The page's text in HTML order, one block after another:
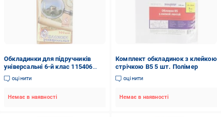
Обкладинки для підручників
універсальні 6-й клас 115406
Полімер
оцінити
Немає в наявності
Комплект обкладинок з клейкою
стрічкою В5 5 шт. Полімер
оцінити
Немає в наявності